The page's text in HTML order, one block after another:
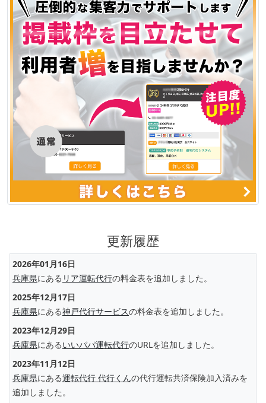
更新履歴
2026年01月16日
兵庫県にある リア運転代行の料金表を追加しました。
2025年12月17日
兵庫県にある神戸代行サービスの料金表を追加しました。
2023年12月29日
兵庫県にあるいいパパ運転代行のURLを追加しました。
2023年11月12日
兵庫県にある運転代行 代行くんの代行運転共済保険加入済みを
追加しました。